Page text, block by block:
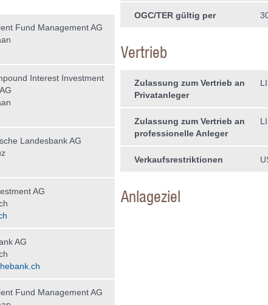
Fund Management AG
Interest Investment
Landesbank AG
AG
AG
Fund Management AG
OGC/TER gültig per
Vertrieb
Zulassung zum Vertrieb an
Privatanleger
Zulassung zum Vertrieb an
professionelle Anleger
Verkaufsrestriktionen
Anlageziel